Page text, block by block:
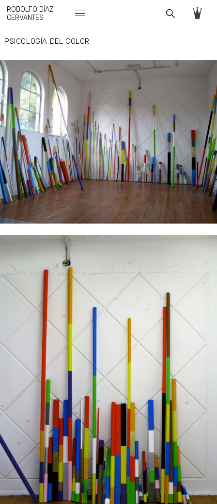
RODOLFO DÍAZ
CERVANTES
PSICOLOGÍA DEL COLOR